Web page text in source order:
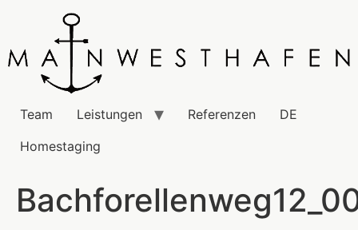
Team Leistungen Referenzen
DE
Homestaging